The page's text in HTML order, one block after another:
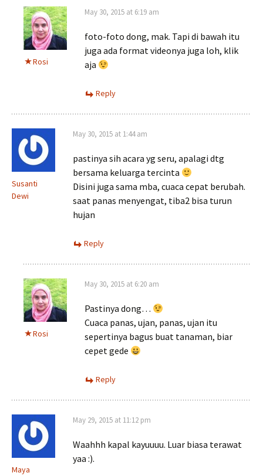
Rosi
May 30, 2015 at 6:19 am
foto-foto dong, mak. Tapi di bawah itu
juga ada format videonya juga loh, klik
aja
Reply
Susanti
Dewi
May 30, 2015 at 1:44 am
pastinya sih acara yg seru, apalagi dtg
bersama keluarga tercinta
Disini juga sama mba, cuaca cepat berubah.
saat panas menyengat, tiba2 bisa turun
hujan
Reply
Rosi
May 30, 2015 at 6:20 am
Pastinya dong…
Cuaca panas, ujan, panas, ujan itu
sepertinya bagus buat tanaman, biar
cepet gede
Reply
Maya
May 29, 2015 at 11:12 pm
Waahhh kapal kayuuuu. Luar biasa terawat
yaa :).